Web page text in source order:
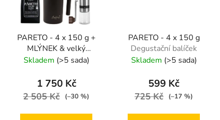
PARETO - 4 x 150 g +
MLÝNEK & velký
FRENCH PRESS
příslušenstvím
Skladem (>5 sada)
1 750 Kč
2 505 Kč (–30 %)
PARETO - 4 x 150 g
Degustační balíček
Skladem (>5 sada)
599 Kč
725 Kč (–17 %)